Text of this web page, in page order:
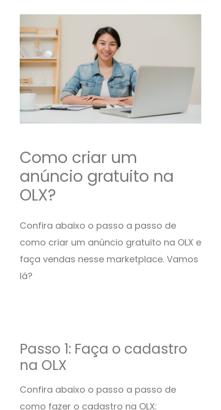
Como criar um
anúncio gratuito na
OLX?
Confira abaixo o passo a passo de
como criar um anúncio gratuito na OLX e
faça vendas nesse marketplace. Vamos
lá?
Passo 1: Faça o cadastro
na OLX
Confira abaixo o passo a passo de
como fazer o cadastro na OLX: